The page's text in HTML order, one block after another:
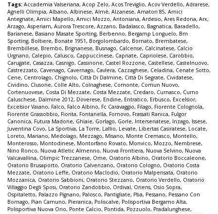
Tags: Accademia Valseriana, Acop Zelo, Acos Treviglio, Acov Verdello, Adrarese,
Agnelli Olimpia, Albano, Albinese, Almè, Alzanese, Amatori 85, Amici
Antegnate, Amici Mapello, Amici Mozzo, Antoniana, Ardesio, Ares Redona, Arx,
Arzago, Asperiam, Aurora Trescore, Azzano, Badalasco, Bagnatica, Baradello,
Barianese, Basiano Masate Sporting, Berbenno, Bergamp Longuelo, Bm
Sporting, Boltiere, Bonate 1951, Borgolombardo, Bornato, Brembatese,
Brembillese, Brembo, Brignanese, Busnago, Calcense, Calcinatese, Calcio
Urgnano, Calepio, Calusco, Cappuccinese, Capriate, Capriolese, Carobbio,
Carugate, Casazza, Casnigo, Cassinone, Castel Rozzone, Castellese, Castelnuovo,
Castrezzato, Cavenago, Cavernago, Cavlera, Cazzaghese, Celadina, Cenate Sotto,
Cene, Centrolago, Chignolo, Città Di Dalmine, Città Di Segrate, Cividatese,
Cividino, Clusone, Colle Alto, Colnaghese, Comonte, Comun Nuovo,
Cortenuovese, Costa Di Mezzate, Costa Mezzate, Credaro, Curnasco, Curno
Caluschese, Dalmine 2012, Doverese, Endine, Entratico, Erbusco, Excelsior,
Excelsior Vaiano, Falco, Falco Albino, Fc Caravaggio, Filago, Fiorente Colognola,
Fiorente Grassobbio, Fiorita, Fontanella, Fornovo, Frassati Ranica, Fulgor
Canonica, Futura Madone, Ghiaie, Gorlago, Gorle, Interseriatese, Inzago, Issese,
Juventina Covo, La Sportiva, La Torre, Lallio, Levate, Libertas Casiratese, Locate,
Loreto, Mariano, Medolago, Mezzago, Misano, Monte Cremasco, Montello,
Monterosso, Montodinese, Montorfano Rovato, Monvico, Mozzo, Nembrese,
Nino Ronco, Nuova Atletic Almenno, Nuova Frontiera, Nuova Selvino, Nuova
Valcavallina, Olimpic Trezzanese, Ome, Oratorio Albino, Oratorio Boccaleone,
Oratorio Brusaporto, Oratorio Calvenzano, Oratorio Cologno, Oratorio Costa
Mezzate, Oratorio Leffe, Oratorio Maclodio, Oratorio Malpensata, Oratorio
Mozzanica, Oratorio Sabbioni, Oratorio Stezzano, Oratorio Verdello, Oratorio
Villaggio Degli Sposi, Oratorio Zandobbio, Ordival, Oriens, Osio Sopra,
Ospitaletto, Palazzo Pignano, Palosco, Pantigliate, Pba, Pessano, Pessano Con
Bornago, Pian Camuno, Pieranica, Poliscalve, Polisportiva Bergamo Alta,
Polisportiva Nuova Orio, Ponte Calcio, Pontida, Pozzuolo, Pradalunghese,